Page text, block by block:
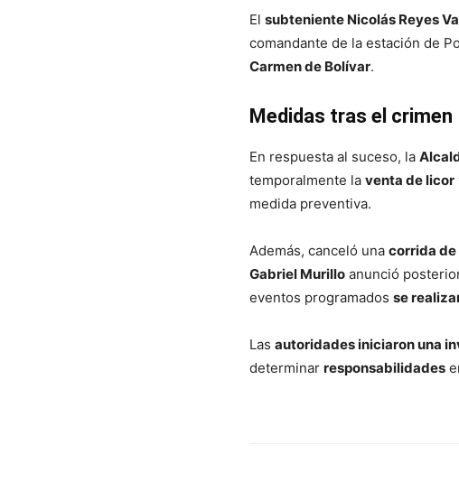
El subteniente Nicolás Reyes
comandante de la estación de
Carmen de Bolívar.
Medidas tras el crimen
En respuesta al suceso, la
temporalmente la venta de licor
medida preventiva.
Además, canceló una corrida
Gabriel Murillo anunció
eventos programados se
Las autoridades iniciaron una
determinar responsabilidades